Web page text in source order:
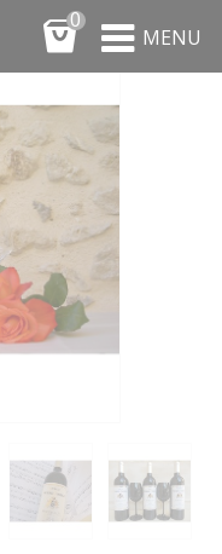
0
MENU